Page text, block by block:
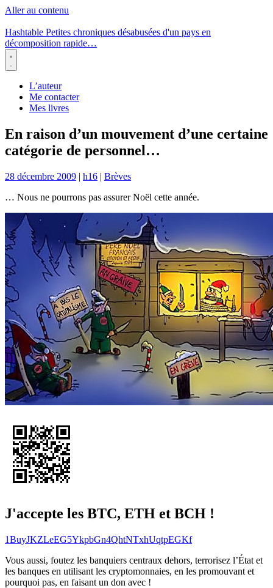
Aller au contenu
Hashtable Petites chroniques désabusées d'un pays en
décomposition rapide…
Menu
L’auteur
Me contacter
Mes livres
En raison d’un mouvement d’une certaine
catégorie de personnel…
28 décembre 2009 | h16 | Brèves
… Nous ne pourrons pas assurer Noël cette année.
J'accepte les BTC, ETH et BCH !
1BuyJKZLeEG5YkpbGn4QhtNTxhUqtpEGKf
Vous aussi, foutez les banquiers centraux dehors, terrorisez l’État et
les banques en utilisant les cryptomonnaies, en les promouvant et
pourquoi pas, en faisant un don avec !